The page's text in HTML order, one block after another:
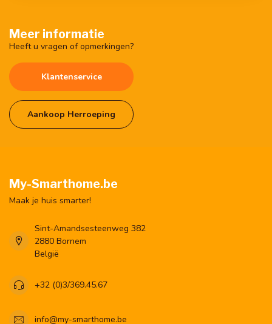
Meer informatie
Heeft u vragen of opmerkingen?
Klantenservice
Aankoop Herroeping
My-Smarthome.be
Maak je huis smarter!
Sint-Amandsesteenweg 382
2880 Bornem
België
+32 (0)3/369.45.67
info@my-smarthome.be